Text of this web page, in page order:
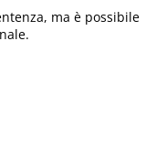
ma è possibile